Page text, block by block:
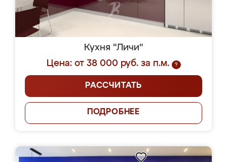
Кухня "Личи"
Цена: от 38 000 руб. за п.м.
?
РАССЧИТАТЬ
ПОДРОБНЕЕ